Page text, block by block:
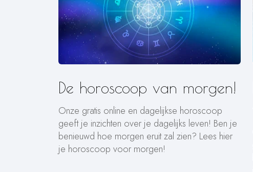
De horoscoop van morgen!
Onze gratis online en dagelijkse horoscoop
geeft je inzichten over je dagelijks leven! Ben je
benieuwd hoe morgen eruit zal zien? Lees hier
je horoscoop voor morgen!